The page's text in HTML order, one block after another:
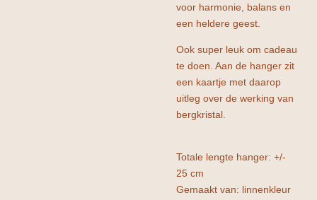
voor harmonie, balans en
een heldere geest.
Ook super leuk om cadeau
te doen. Aan de hanger zit
een kaartje met daarop
uitleg over de werking van
bergkristal.
Totale lengte hanger: +/-
25 cm
Gemaakt van: linnenkleur